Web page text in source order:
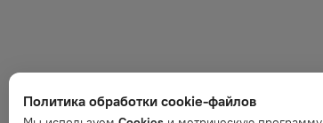
Политика обработки cookie-файлов